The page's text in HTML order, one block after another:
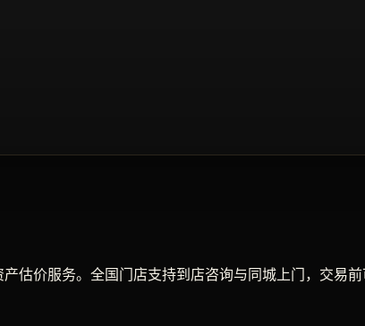
估价服务。全国门店支持到店咨询与同城上门，交易前